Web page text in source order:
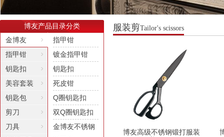
博友产品目录分类
金博友
指甲钳
钥匙扣
美容套装
钥匙包
剪刀
刀具
指甲钳
镀金指甲钳
钥匙扣
死皮钳
Q圈钥匙扣
双Q圈钥匙扣
金博友不锈钢
服装剪Tailor's scissors
博友高级不锈钢锻打服装